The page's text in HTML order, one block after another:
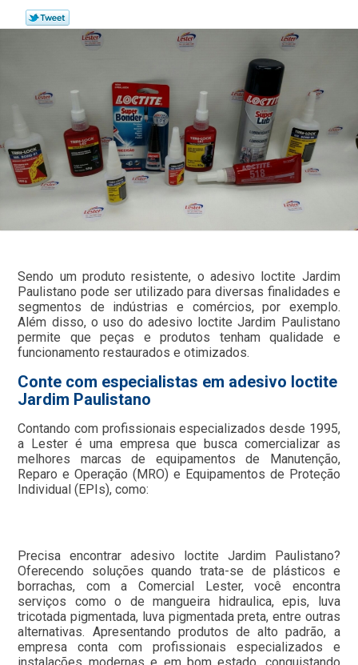
Sendo um produto resistente, o adesivo loctite Jardim
Paulistano pode ser utilizado para diversas finalidades e
segmentos de indústrias e comércios, por exemplo.
Além disso, o uso do adesivo loctite Jardim Paulistano
permite que peças e produtos tenham qualidade e
funcionamento restaurados e otimizados.
Conte com especialistas em adesivo loctite
Jardim Paulistano
Contando com profissionais especializados desde 1995,
a Lester é uma empresa que busca comercializar as
melhores marcas de equipamentos de Manutenção,
Reparo e Operação (MRO) e Equipamentos de Proteção
Individual (EPIs), como:
Precisa encontrar adesivo loctite Jardim Paulistano?
Oferecendo soluções quando trata-se de plásticos e
borrachas, com a Comercial Lester, você encontra
serviços como o de mangueira hidraulica, epis, luva
tricotada pigmentada, luva pigmentada preta, entre outras
alternativas. Apresentando produtos de alto padrão, a
empresa conta com profissionais especializados e